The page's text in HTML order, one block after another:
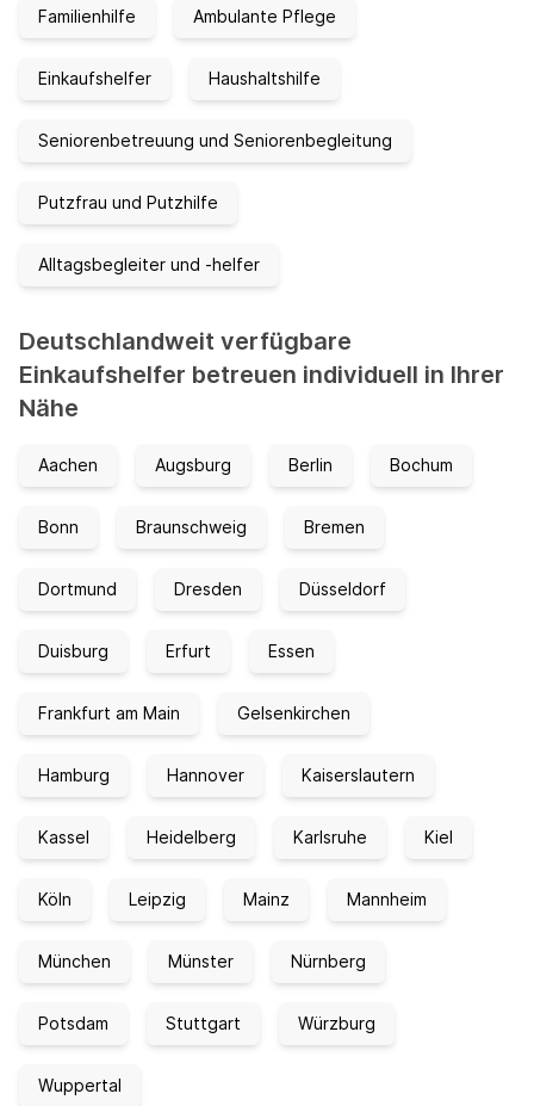
Familienhilfe Ambulante Pflege
Einkaufshelfer Haushaltshilfe
Seniorenbetreuung und Seniorenbegleitung
Putzfrau und Putzhilfe
Alltagsbegleiter und -helfer
Deutschlandweit verfügbare
Einkaufshelfer betreuen individuell in Ihrer
Nähe
Aachen Augsburg Berlin Bochum
Bonn Braunschweig Bremen
Dortmund Dresden Düsseldorf
Duisburg Erfurt Essen
Frankfurt am Main Gelsenkirchen
Hamburg Hannover Kaiserslautern
Kassel Heidelberg Karlsruhe Kiel
Köln Leipzig Mainz Mannheim
München Münster Nürnberg
Potsdam Stuttgart Würzburg
Wuppertal